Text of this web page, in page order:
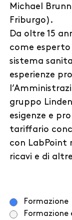
Michael
Friburgo).
Da oltre 15
come
sistema
esperienze
gruppo
esigenze e
tariffario
con LabPoint
ricavi e di
Seleziona
la
partecipazione
Formazione
Formazione